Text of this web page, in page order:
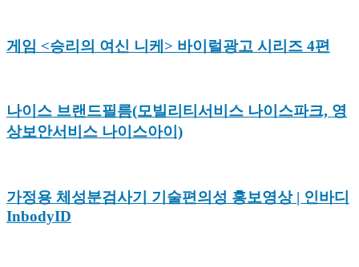
게임 <승리의 여신 니케> 바이럴광고 시리즈 4편
나이스 브랜드필름(모빌리티서비스 나이스파크, 영
상보안서비스 나이스아이)
가정용 체성분검사기 기술편의성 홍보영상 | 인바디
InbodyID